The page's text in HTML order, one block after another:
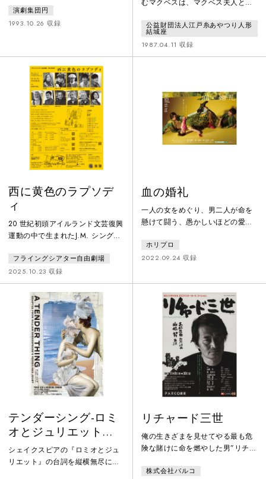
いる三人の姉妹。恋愛、裏切り、
決闘における殺人、家庭の崩
演劇集団円
1993.10.26 収録
むマクベスは、マクベス夫人と共
王ダンカンを暗殺し、王位に就く
も、その猜疑心と暴政により自ら
の身の破滅を招くのだった。結城
グラード国際演劇祭では特別賞を
受賞 するなど、「結城座のみが演
じ得るマクベス」として、海外で
も高い評価を受けた。
公益財団法人江戸糸あやつり人形
結城座
1987.04.11 収録
西に黄色のラプソデ
ィ
20 世紀初頭アイルランド文芸復興
運動の中で生まれたJ.M. シングの
ながら、アイルランド西部の小さ
な村に暮らす農民たちを生き生き
と描き出す。常連ばかりが集まる
田舎の酒場を父と二人で切り盛り
する、 美人で勝気な娘ペギーン。
ある晩、「父ちゃんを殺しちまっ
た」と語る謎の男が現れ、 なぜか
村人たちの人気者に。 村はざわめ
き、恋も騒動も転がり出す。とこ
ろが物語は思わぬ展開と
フライングシアター自由劇場
2025.10.23 収録
血の婚礼
一人の女をめぐり、男二人が命を
懸けて闘う、愚かしいほどの愛と
い、“生身の人間の熱量”を舞台上
から浴びることができる、情熱的
説的劇作家、フェデリコ・ガルシ
ーア・ロルカによる官能的な名作
悲劇である。実際に起きた事件を
元に１９３２年に執筆され、翌年
にロルカ自身の演出によりスペイ
ンで初演、同年にアルゼンチンで
も上演された、ロルカの３大悲劇
ホリプロ
2022.09.24 収録
テンダーシング-ロミ
オとジュリエットよ
り-（初演）
シェイクスピアの『ロミオとジュ
リエット』の台詞を縦横無尽に再
リチャード三世
俺の生きざまを見せてやる最も危
険な賭けに命を燃やした男”リチャ
か
株式会社パルコ